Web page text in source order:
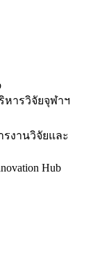
หารวิจัยจุฬาฯ
รงานวิจัยและ
Hub